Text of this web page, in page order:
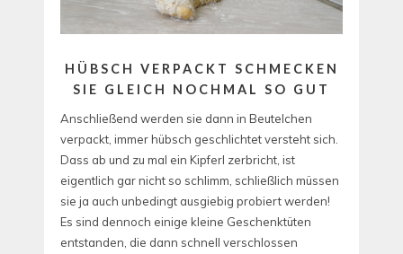
HÜBSCH VERPACKT SCHMECKEN
SIE GLEICH NOCHMAL SO GUT
Anschließend werden sie dann in Beutelchen
verpackt, immer hübsch geschlichtet versteht sich.
Dass ab und zu mal ein Kipferl zerbricht, ist
eigentlich gar nicht so schlimm, schließlich müssen
sie ja auch unbedingt ausgiebig probiert werden!
Es sind dennoch einige kleine Geschenktüten
entstanden, die dann schnell verschlossen